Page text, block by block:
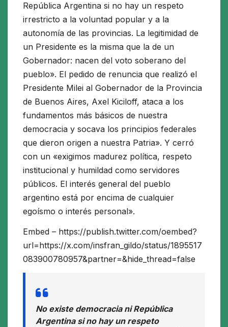
República Argentina si no hay un respeto
irrestricto a la voluntad popular y a la
autonomía de las provincias. La legitimidad de
un Presidente es la misma que la de un
Gobernador: nacen del voto soberano del
pueblo». El pedido de renuncia que realizó el
Presidente Milei al Gobernador de la Provincia
de Buenos Aires, Axel Kiciloff, ataca a los
fundamentos más básicos de nuestra
democracia y socava los principios federales
que dieron origen a nuestra Patria». Y cerró
con un «exigimos madurez política, respeto
institucional y humildad como servidores
públicos. El interés general del pueblo
argentino está por encima de cualquier
egoísmo o interés personal».
Embed – https://publish.twitter.com/oembed?
url=https://x.com/insfran_gildo/status/1895517
083900780957&partner=&hide_thread=false
No existe democracia ni República
Argentina si no hay un respeto